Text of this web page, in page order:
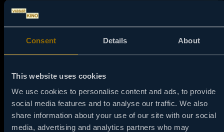
Consent Details About
This website uses cookies
We use cookies to personalise content and ads, to provide
social media features and to analyse our traffic. We also
share information about your use of our site with our social
media, advertising and analytics partners who may
DANAS, 07
JUTRO PREPODNE POPODNE
VEČE